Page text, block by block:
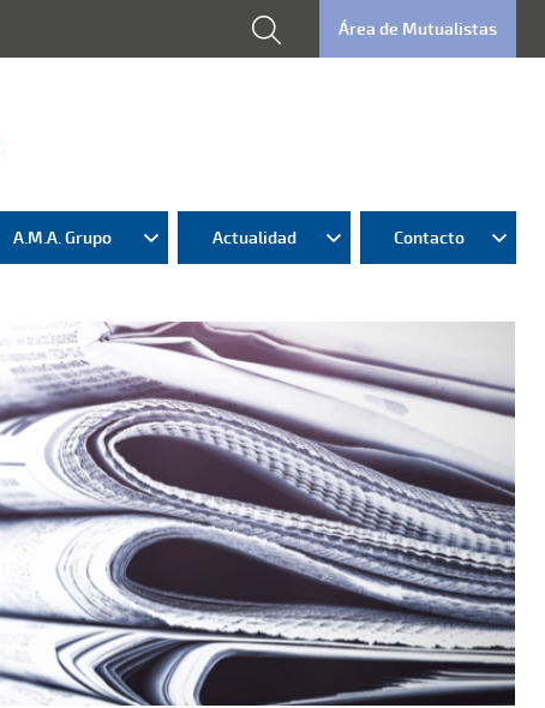
Área de Mutualistas
A.M.A. Grupo Actualidad Contacto